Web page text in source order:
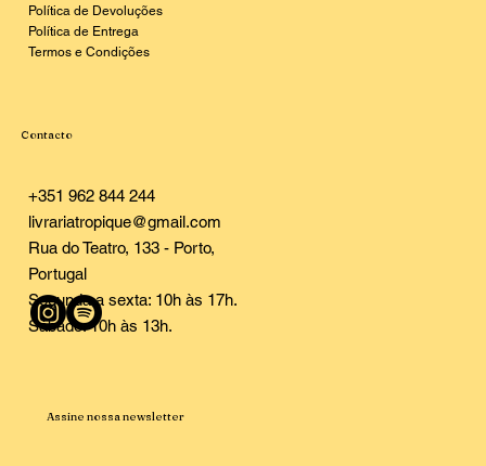
Política de Devoluções
Política de Entrega
Termos e Condições
Contacto
+351 962 844 244
livrariatropique@gmail.com
Rua do Teatro, 133 - Porto,
Portugal
Segunda a sexta: 10h às 17h.
Sábado: 10h às 13h.
Assine nossa newsletter